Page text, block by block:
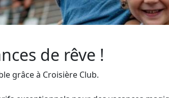
de rêve !
grâce à Croisière Club.